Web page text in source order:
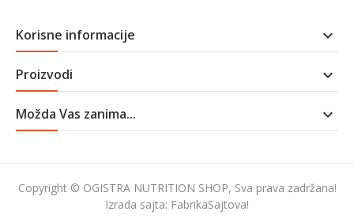
Korisne informacije 
Proizvodi 
Možda Vas zanima... 
Copyright © OGISTRA NUTRITION SHOP, Sva prava zadržana!
Izrada sajta: FabrikaSajtova!